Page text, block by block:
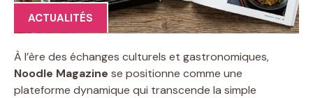
ACTUALITÉS
À l’ère des échanges culturels et gastronomiques,
Noodle Magazine se positionne comme une
plateforme dynamique qui transcende la simple